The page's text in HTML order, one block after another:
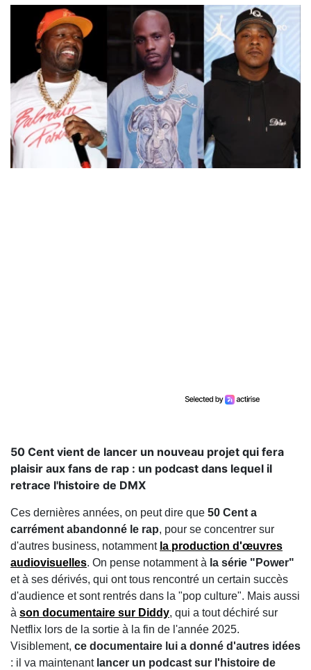
50 Cent vient de lancer un nouveau projet qui fera
plaisir aux fans de rap : un podcast dans lequel il
retrace l'histoire de DMX
Ces dernières années, on peut dire que 50 Cent a
carrément abandonné le rap, pour se concentrer sur
d'autres business, notamment la production d'œuvres
audiovisuelles. On pense notamment à la série "Power"
et à ses dérivés, qui ont tous rencontré un certain succès
d'audience et sont rentrés dans la "pop culture". Mais aussi
à son documentaire sur Diddy, qui a tout déchiré sur
Netflix lors de la sortie à la fin de l'année 2025.
Visiblement, ce documentaire lui a donné d'autres idées
: il va maintenant lancer un podcast sur l'histoire de